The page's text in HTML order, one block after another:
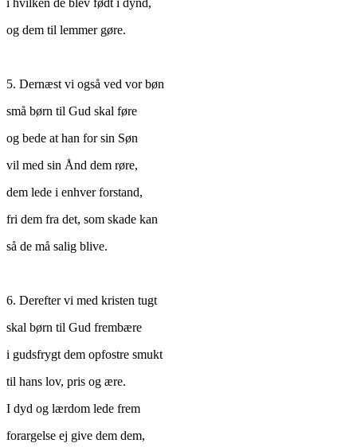
i hvilken de blev født i dynd,
og dem til lemmer gøre.
5. Dernæst vi også ved vor bøn
små børn til Gud skal føre
og bede at han for sin Søn
vil med sin Ånd dem røre,
dem lede i enhver forstand,
fri dem fra det, som skade kan
så de må salig blive.
6. Derefter vi med kristen tugt
skal børn til Gud frembære
i gudsfrygt dem opfostre smukt
til hans lov, pris og ære.
I dyd og lærdom lede frem
forargelse ej give dem dem,